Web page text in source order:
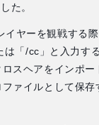
た。
イヤーを観戦する
は「/cc」と入力す
ロスヘアをインポー
ファイルとして保存